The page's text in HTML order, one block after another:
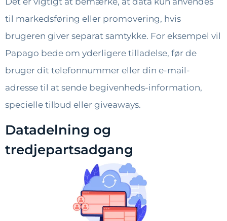
til markedsføring eller promovering, hvis
brugeren giver separat samtykke. For eksempel vil
Papago bede om yderligere tilladelse, før de
bruger dit telefonnummer eller din e-mail-
adresse til at sende begivenheds-information,
specielle tilbud eller giveaways.
Datadelning og
tredjepartsadgang